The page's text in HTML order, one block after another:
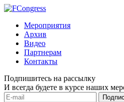
Мероприятия
Архив
Видео
Партнерам
Контакты
Подпишитесь на рассылку
И всегда будете в курсе наших